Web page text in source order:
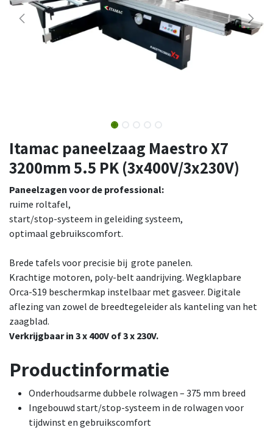
Itamac paneelzaag Maestro X7
3200mm 5.5 PK (3x400V/3x230V)
Paneelzagen voor de professional:
ruime roltafel,
start/stop-systeem in geleiding systeem,
optimaal gebruikscomfort.
Brede tafels voor precisie bij grote panelen.
Krachtige motoren, poly-belt aandrijving. Wegklapbare
Orca-S19 beschermkap instelbaar met gasveer. Digitale
aflezing van zowel de breedtegeleider als kanteling van het
zaagblad.
Verkrijgbaar in 3 x 400V of 3 x 230V.
Productinformatie
Onderhoudsarme dubbele rolwagen – 375 mm breed
Ingebouwd start/stop-systeem in de rolwagen voor
tijdwinst en gebruikscomfort